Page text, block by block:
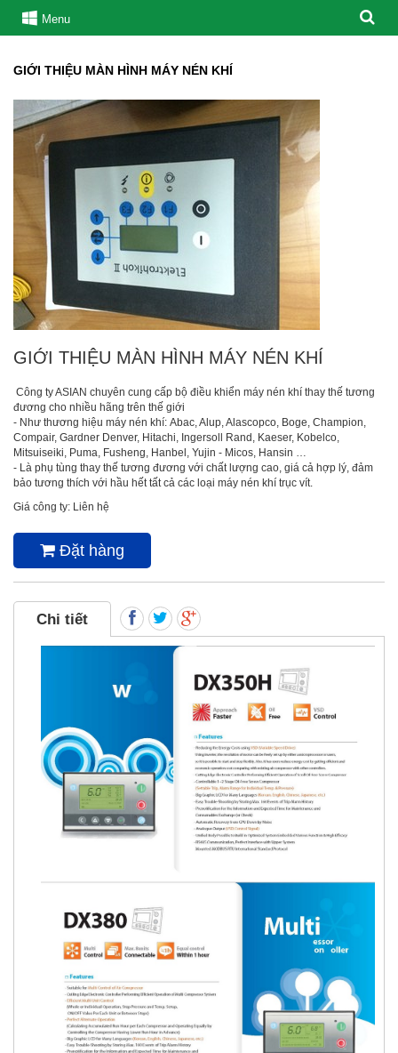
Menu
GIỚI THIỆU MÀN HÌNH MÁY NÉN KHÍ
GIỚI THIỆU MÀN HÌNH MÁY NÉN KHÍ
Công ty ASIAN chuyên cung cấp bộ điều khiển máy nén khí thay thế tương
đương cho nhiều hãng trên thế giới
- Như thương hiệu máy nén khí: Abac, Alup, Alascopco, Boge, Champion,
Compair, Gardner Denver, Hitachi, Ingersoll Rand, Kaeser, Kobelco,
Mitsuiseiki, Puma, Fusheng, Hanbel, Yujin - Micos, Hansin …
- Là phụ tùng thay thế tương đương với chất lượng cao, giá cả hợp lý, đảm
bảo tương thích với hầu hết tất cả các loại máy nén khí trục vít.
Giá công ty: Liên hệ
Đặt hàng
Chi tiết